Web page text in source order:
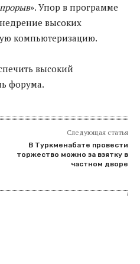
». Упор в программе
высоких
компьютеризацию.
высокий
форума.
Следующая статья
В Туркменабате провести
торжество можно за взятку в
частном дворе